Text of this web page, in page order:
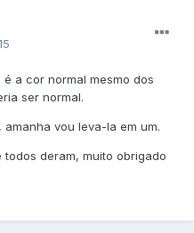
a cor normal mesmo dos
ser normal.
vou leva-la em um.
deram, muito obrigado